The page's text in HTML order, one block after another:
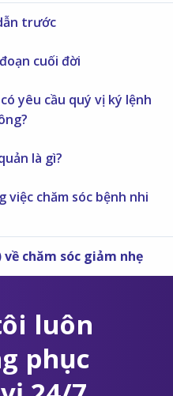
trước
cuối đời
yêu cầu quý vị ký lệnh
là gì?
chăm sóc bệnh nhi
chăm sóc giảm nhẹ
luôn
phục